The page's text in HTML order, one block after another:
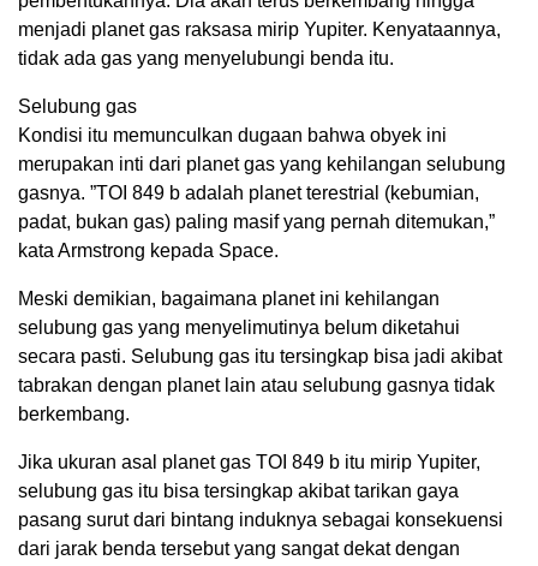
menjadi planet gas raksasa mirip Yupiter. Kenyataannya,
tidak ada gas yang menyelubungi benda itu.
Selubung gas
Kondisi itu memunculkan dugaan bahwa obyek ini
merupakan inti dari planet gas yang kehilangan selubung
gasnya. ”TOI 849 b adalah planet terestrial (kebumian,
padat, bukan gas) paling masif yang pernah ditemukan,”
kata Armstrong kepada Space.
Meski demikian, bagaimana planet ini kehilangan
selubung gas yang menyelimutinya belum diketahui
secara pasti. Selubung gas itu tersingkap bisa jadi akibat
tabrakan dengan planet lain atau selubung gasnya tidak
berkembang.
Jika ukuran asal planet gas TOI 849 b itu mirip Yupiter,
selubung gas itu bisa tersingkap akibat tarikan gaya
pasang surut dari bintang induknya sebagai konsekuensi
dari jarak benda tersebut yang sangat dekat dengan